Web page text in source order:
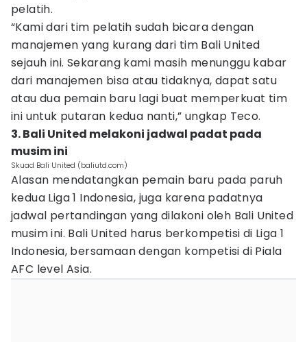
pelatih.
“Kami dari tim pelatih sudah bicara dengan
manajemen yang kurang dari tim Bali United
sejauh ini. Sekarang kami masih menunggu kabar
dari manajemen bisa atau tidaknya, dapat satu
atau dua pemain baru lagi buat memperkuat tim
ini untuk putaran kedua nanti,” ungkap Teco.
3. Bali United melakoni jadwal padat pada
musim ini
Skuad Bali United (baliutd.com)
Alasan mendatangkan pemain baru pada paruh
kedua Liga 1 Indonesia, juga karena padatnya
jadwal pertandingan yang dilakoni oleh Bali United
musim ini. Bali United harus berkompetisi di Liga 1
Indonesia, bersamaan dengan kompetisi di Piala
AFC level Asia.